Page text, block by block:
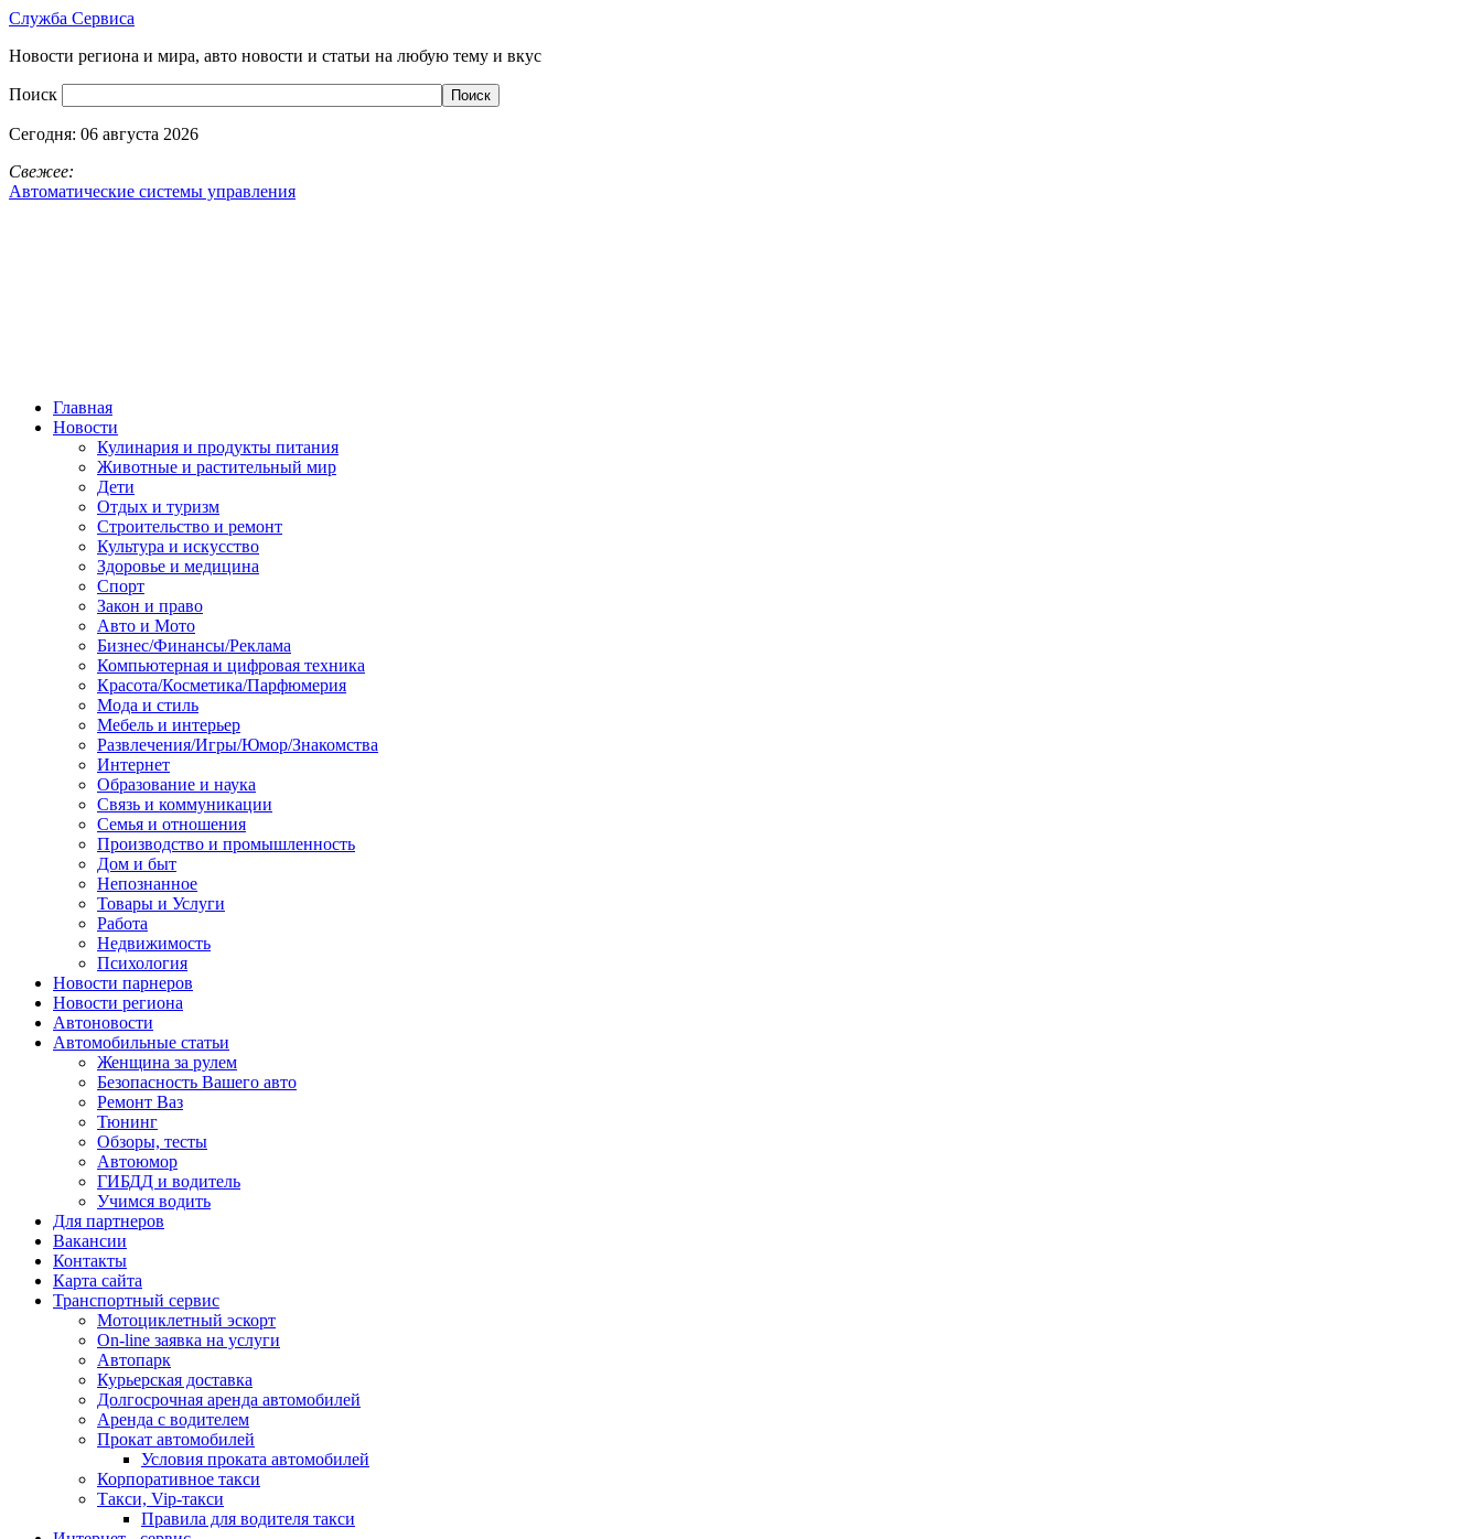
Служба Сервиса
Новости региона и мира, авто новости и статьи на любую тему и вкус
Поиск
Сегодня: 06 августа 2026
Свежее:
Автоматические системы управления
Главная
Новости
Кулинария и продукты питания
Животные и растительный мир
Дети
Отдых и туризм
Строительство и ремонт
Культура и искусство
Здоровье и медицина
Спорт
Закон и право
Авто и Мото
Бизнес/Финансы/Реклама
Компьютерная и цифровая техника
Красота/Косметика/Парфюмерия
Мода и стиль
Мебель и интерьер
Развлечения/Игры/Юмор/Знакомства
Интернет
Образование и наука
Связь и коммуникации
Семья и отношения
Производство и промышленность
Дом и быт
Непознанное
Товары и Услуги
Работа
Недвижимость
Психология
Новости парнеров
Новости региона
Автоновости
Автомобильные статьи
Женщина за рулем
Безопасность Вашего авто
Ремонт Ваз
Тюнинг
Обзоры, тесты
Автоюмор
ГИБДД и водитель
Учимся водить
Для партнеров
Вакансии
Контакты
Карта сайта
Транспортный сервис
Мотоциклетный эскорт
On-line заявка на услуги
Автопарк
Курьерская доставка
Долгосрочная аренда автомобилей
Аренда с водителем
Прокат автомобилей
Условия проката автомобилей
Корпоративное такси
Такси, Vip-такси
Правила для водителя такси